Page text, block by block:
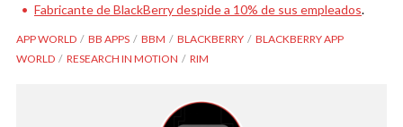
Fabricante de BlackBerry despide a 10% de sus empleados.
APP WORLD BB APPS BBM BLACKBERRY
BLACKBERRY APP
WORLD
RESEARCH IN MOTION RIM